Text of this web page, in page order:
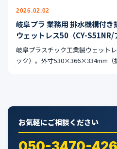
2026.02.02
岐阜プラ 業務用 排水機構付
ウェットレス50（CY-
岐阜プラスチック工業製ウェット
ック）。外寸530×366×334mm（
お気軽にご相談ください